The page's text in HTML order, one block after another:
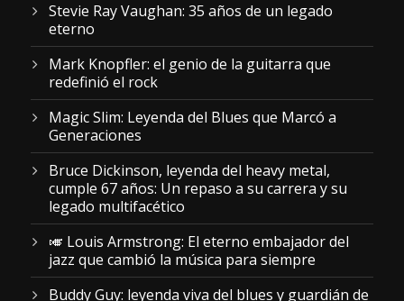
Stevie Ray Vaughan: 35 años de un legado
eterno
Mark Knopfler: el genio de la guitarra que
redefinió el rock
Magic Slim: Leyenda del Blues que Marcó a
Generaciones
Bruce Dickinson, leyenda del heavy metal,
cumple 67 años: Un repaso a su carrera y su
legado multifacético
🎺 Louis Armstrong: El eterno embajador del
jazz que cambió la música para siempre
Buddy Guy: leyenda viva del blues y guardián de